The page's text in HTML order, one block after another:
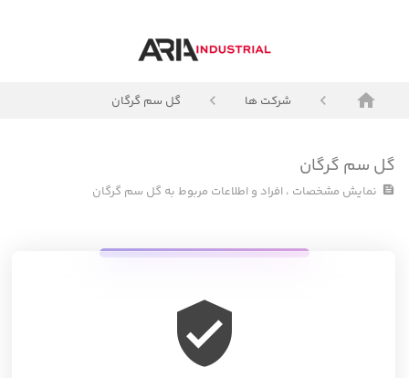
home
navigate_before شرکت ها navigate_before گل سم گرگان
گل سم گرگان
feed نمایش مشخصات ، افراد و اطلاعات مربوط به گل سم گرگان
verified_user